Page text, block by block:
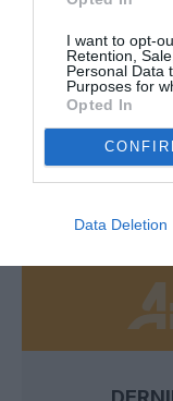
I want to opt-
Retention,
Personal Data
Purposes for
Opted In
Data Deletion
Soutenez